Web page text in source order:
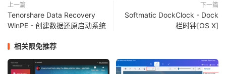
上一篇
Tenorshare Data Recovery
WinPE - 创建数据还原启动系统
下一篇
Softmatic DockClock - Dock
栏时钟[OS X]
相关限免推荐